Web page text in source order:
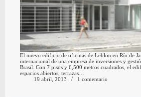
El nuevo edificio de oficinas de Leblon en Río de
internacional de una empresa de inversiones y
Brasil. Con 7 pisos y 6,500 metros cuadrados, el
espacios abiertos, terrazas…
19 abril, 2013
1 comentario